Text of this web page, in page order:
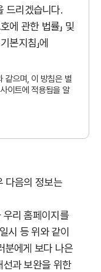
드리겠습니다.
에 관한 법률」 및
본지침」에
같으며, 이 방침은 별
이트에 적용됨을 알
다음의 정보는
리 홈페이지를
시 등 위와 같이
분에게 보다 나은
과 보완을 위한